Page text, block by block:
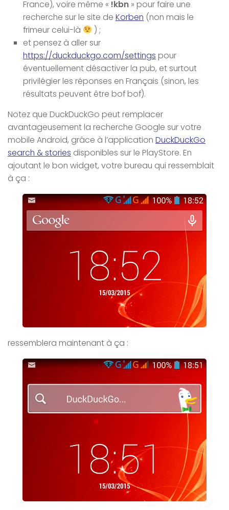
France), voire même « !kbn » pour faire une
recherche sur le site de Korben (non mais le
frimeur celui-là
) ;
et pensez à aller sur
https://duckduckgo.com/settings pour
éventuellement désactiver la pub, et surtout
privilégier les réponses en Français (sinon, les
résultats peuvent être bof bof).
Notez que DuckDuckGo peut remplacer
avantageusement la recherche Google sur votre
mobile Android, grâce à l’application DuckDuckGo
search & stories disponibles sur le PlayStore. En
ajoutant le bon widget, votre bureau qui ressemblait
à ça :
ressemblera maintenant à ça :